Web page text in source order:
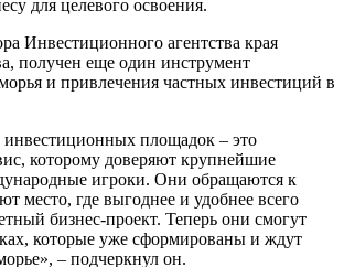
для целевого освоения.
Инвестиционного агентства края
получен еще один инструмент
и привлечения частных инвестиций в
инвестиционных площадок – это
которому доверяют крупнейшие
игроки. Они обращаются к
место, где выгоднее и удобнее всего
бизнес-проект. Теперь они смогут
которые уже сформированы и ждут
– подчеркнул он.